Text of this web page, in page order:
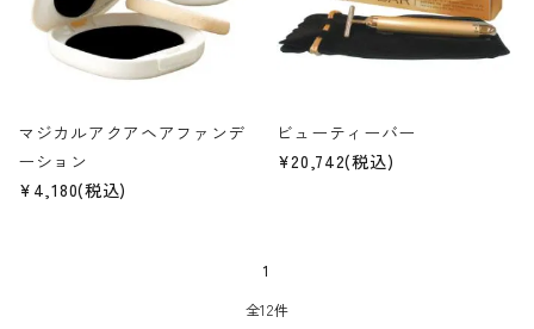
マジカルアクアヘアファンデ
ーション
¥4,180(税込)
ビューティーバー
¥20,742(税込)
1
全12件